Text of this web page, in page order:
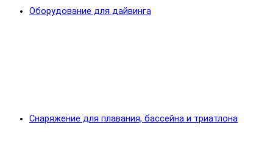
Оборудование для дайвинга
Снаряжение для плавания, бассейна и триатлона